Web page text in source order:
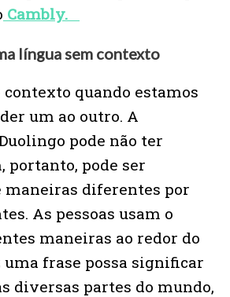
Cambly.
língua sem contexto
quando estamos
um ao outro. A
pode não ter
portanto, pode ser
diferentes por
As pessoas usam o
maneiras ao redor do
frase possa significar
diversas partes do mundo,